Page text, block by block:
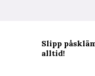
Slipp
alltid!